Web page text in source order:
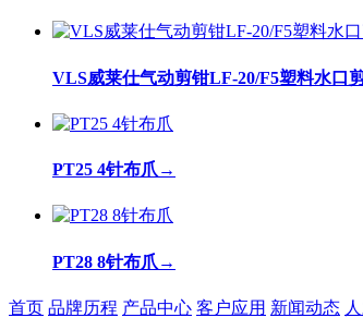
VLS威莱仕气动剪钳LF-20/F5塑料水口
PT25 4针布爪 →
PT28 8针布爪 →
首页 品牌历程 产品中心 客户应用 新闻动态